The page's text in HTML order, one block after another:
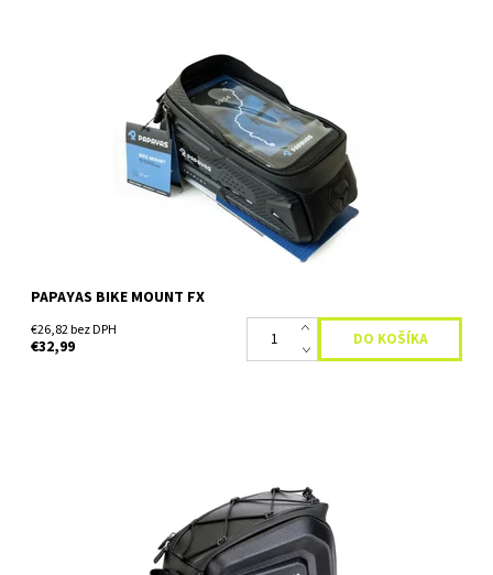
Taška na bicykel značky Papayas. Praktická taška na každý
bicykel bola vyrobená z odolného polykarbonátu, ktorého silnou
stránou je jeho vodeodolnosť. Ochráni tak...
Skladom
PAPAYAS BIKE MOUNT FX
€26,82 bez DPH
€32,99
Zabudnite na preplnené vrecká dresu. Kompaktná a extrémne
odolná podsedlová taška Papayas X8 je ideálnym riešením pre
bezpečnú prepravu vášho cyklistického náradia, dokladov a...
Skladom